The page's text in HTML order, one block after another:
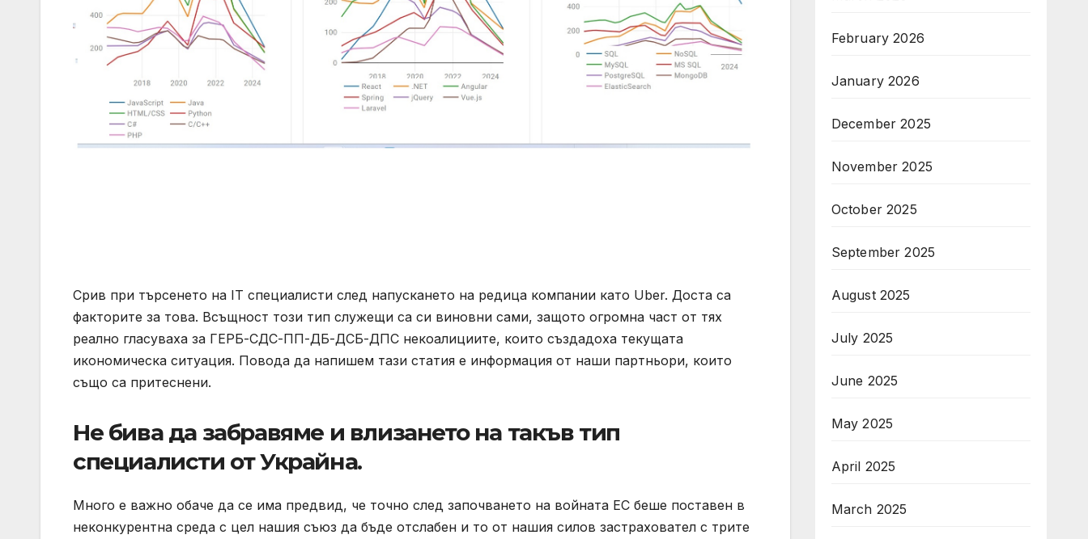
Срив при търсенето на IT специалисти след напускането на редица компании като Uber. Доста са
факторите за това. Всъщност този тип служещи са си виновни сами, защото огромна част от тях
реално гласуваха за ГЕРБ-СДС-ПП-ДБ-ДСБ-ДПС некоалициите, които създадоха текущата
икономическа ситуация. Повода да напишем тази статия е информация от наши партньори, които
също са притеснени.
Не бива да забравяме и влизането на такъв тип
специалисти от Украйна.
Много е важно обаче да се има предвид, че точно след започването на войната ЕС беше поставен в
неконкурентна среда с цел нашия съюз да бъде отслабен и то от нашия силов застраховател с трите
February 2026
January 2026
December 2025
November 2025
October 2025
September 2025
August 2025
July 2025
June 2025
May 2025
April 2025
March 2025